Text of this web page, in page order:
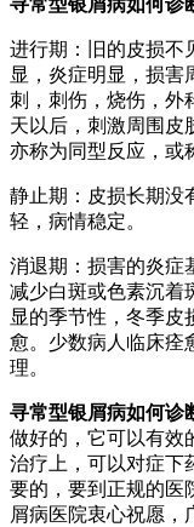
寻常型银屑病如何诊
进行期：旧的皮损不
显，炎症明显，损害
刺，刺伤，烧伤，外
天以后，刺激周围皮
亦称为同型反应，或
静止期：皮损长期没
轻，病情稳定。
消退期：损害的炎症
减少白斑或色素沉着
显的季节性，冬季皮
愈。少数病人临床痊
理。
寻常型银屑病如何诊
做好的，它可以有效
治疗上，可以对症下
要的，要到正规的医
屑病医院衷心祝愿，